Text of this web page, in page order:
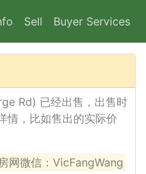
Sell Buyer Services
Rd) 已经出售，出售时
，比如售出的实际价
网微信：VicFangWang